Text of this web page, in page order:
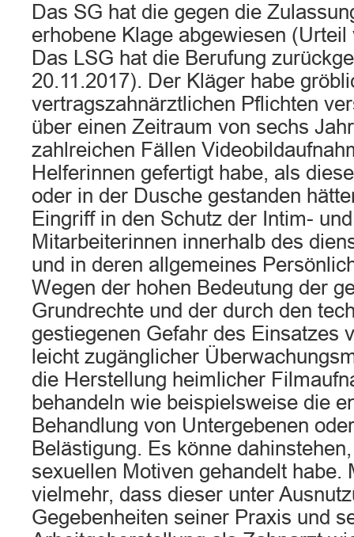
Das SG hat die gegen die
erhobene Klage abgewiesen
Das LSG hat die Berufung
20.11.2017). Der Kläger habe
vertragszahnärztlichen Pflichten
über einen Zeitraum von sechs
zahlreichen Fällen
Helferinnen gefertigt habe, als
oder in der Dusche gestanden
Eingriff in den Schutz der Intim-
Mitarbeiterinnen innerhalb des
und in deren allgemeines
Wegen der hohen Bedeutung der
Grundrechte und der durch den
gestiegenen Gefahr des Einsatzes
leicht zugänglicher
die Herstellung heimlicher
behandeln wie beispielsweise die
Behandlung von Untergebenen
Belästigung. Es könne
sexuellen Motiven gehandelt habe.
vielmehr, dass dieser unter
Gegebenheiten seiner Praxis und